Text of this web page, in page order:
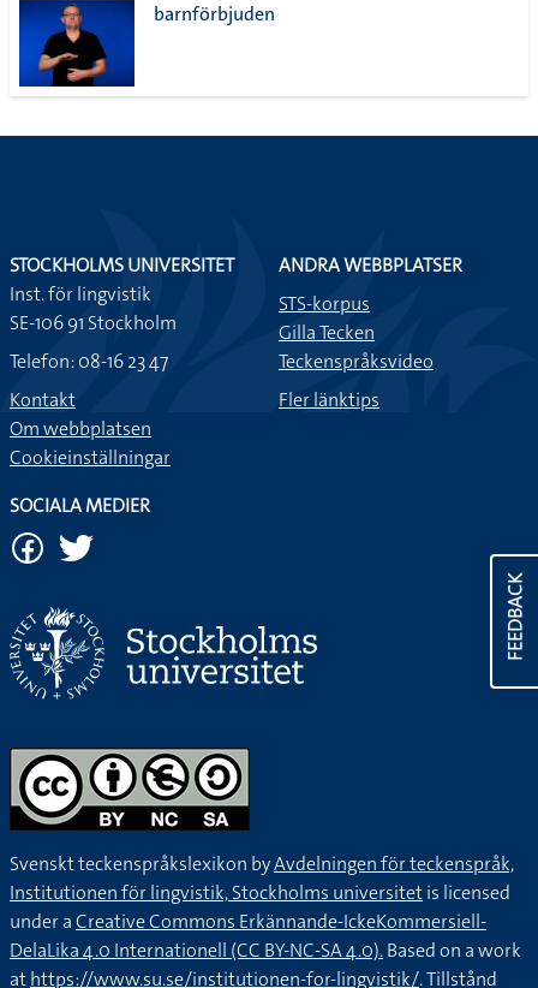
barnförbjuden
FEEDBACK
STOCKHOLMS UNIVERSITET
Inst. för lingvistik
SE-106 91 Stockholm
Telefon: 08-16 23 47
Kontakt
Om webbplatsen
Cookieinställningar
ANDRA WEBBPLATSER
STS-korpus
Gilla Tecken
Teckenspråksvideo
Fler länktips
SOCIALA MEDIER
Svenskt teckenspråkslexikon byAvdelningen för teckenspråk,
Institutionen för lingvistik, Stockholms universitetis licensed
under aCreative Commons Erkännande-IckeKommersiell-
DelaLika 4.0 Internationell (CC BY-NC-SA 4.0).Based on a work
athttps://www.su.se/institutionen-for-lingvistik/. Tillstånd